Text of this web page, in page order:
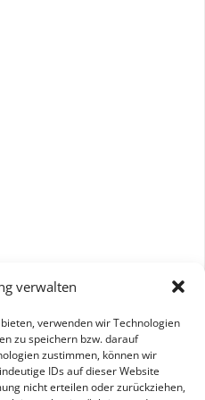
verwalten
verwenden wir Technologien
zu speichern bzw. darauf
zustimmen, können wir
IDs auf dieser Website
nicht erteilen oder zurückziehen,